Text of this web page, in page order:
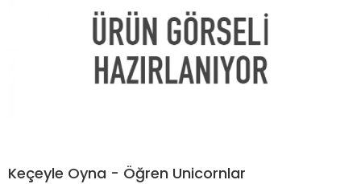
Keçeyle Oyna - Öğren Unicornlar